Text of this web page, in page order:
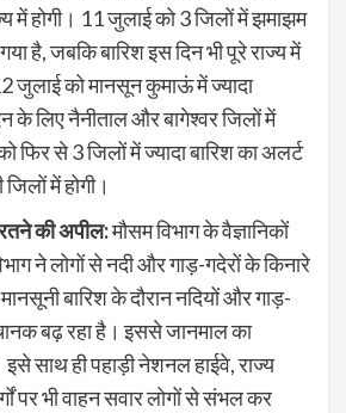
में होगी। 11 जुलाई को 3 जिलों में झमाझम
है, जबकि बारिश इस दिन भी पूरे राज्य में
जुलाई को मानसून कुमाऊं में ज्यादा
के लिए नैनीताल और बागेश्वर जिलों में
फिर से 3 जिलों में ज्यादा बारिश का अलर्ट
में होगी।
की अपील:मौसम विभाग के वैज्ञानिकों
ने लोगों से नदी और गाड़-गदेरों के किनारे
बारिश के दौरान नदियों और गाड़-
बढ़ रहा है। इससे जानमाल का
साथ ही पहाड़ी नेशनल हाईवे, राज्य
पर भी वाहन सवार लोगों से संभल कर